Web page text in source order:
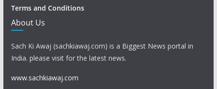
Terms and Conditions
About Us
Sach Ki Awaj (sachkiawaj.com) is a Biggest News portal in
India. please visit for the latest news.
www.sachkiawaj.com